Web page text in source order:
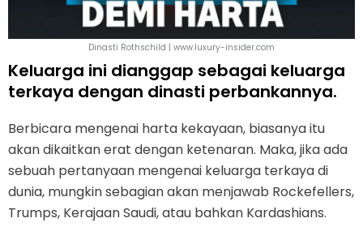
Dinasti Rothschild | www.luxury-insider.com
Keluarga ini dianggap sebagai keluarga
terkaya dengan dinasti perbankannya.
Berbicara mengenai harta kekayaan, biasanya itu
akan dikaitkan erat dengan ketenaran. Maka, jika ada
sebuah pertanyaan mengenai keluarga terkaya di
dunia, mungkin sebagian akan menjawab Rockefellers,
Trumps, Kerajaan Saudi, atau bahkan Kardashians.